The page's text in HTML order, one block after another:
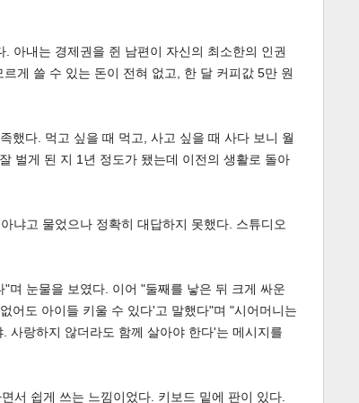
아내는 경제권을 쥔 남편이 자신의 최소한의 인권
게 쓸 수 있는 돈이 전혀 없고, 한 달 커피값 5만 원
했다. 먹고 싶을 때 먹고, 사고 싶을 때 사다 보니 월
벌게 된 지 1년 정도가 됐는데 이전의 생활로 돌아
냐고 물었으나 정확히 대답하지 못했다. 스튜디오
며 눈물을 보였다. 이어 "둘째를 낳은 뒤 크게 싸운
어도 아이들 키울 수 있다'고 말했다"며 "시어머니는
사랑하지 않더라도 함께 살아야 한다'는 메시지를
서 쉽게 쓰는 느낌이었다. 키보드 밑에 판이 있다.